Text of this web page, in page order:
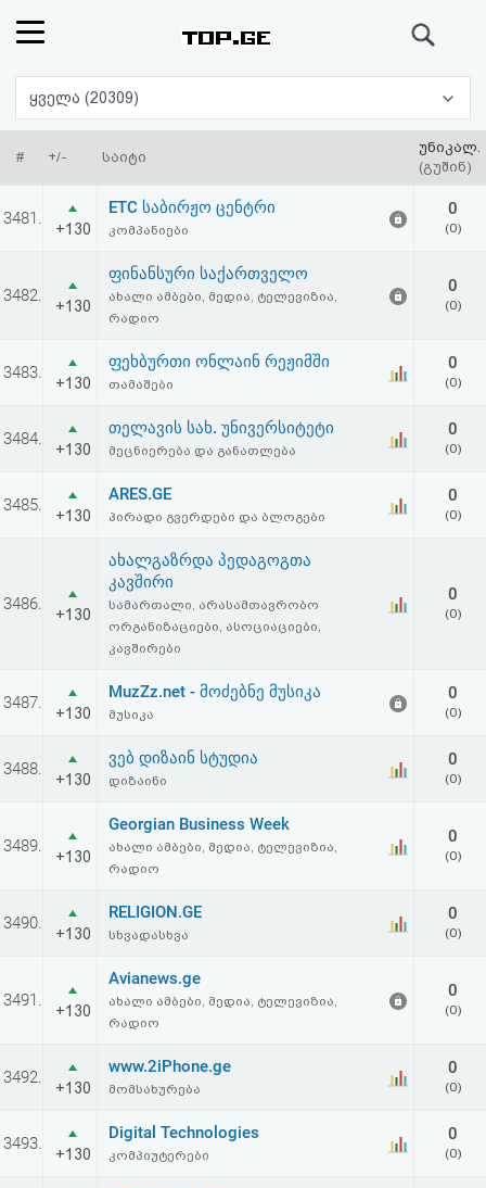
რეიტინგი
(მთავარი)
ფოსტა
პასუხი
პაროლის
აღდგენა
კოდი
სალიცენზიო
შეთანხმება
პასუხისმგებლობის
უარყოფა
ყველა (20309)
# +/- საიტი
უნიკალ.
(გუშინ)
3481.
+130
ETC საბირჟო ცენტრი
კომპანიები
0
(0)
3482.
+130
ფინანსური საქართველო
ახალი ამბები, მედია, ტელევიზია,
რადიო
0
(0)
3483.
+130
ფეხბურთი ონლაინ რეჟიმში
თამაშები
0
(0)
3484.
+130
თელავის სახ. უნივერსიტეტი
მეცნიერება და განათლება
0
(0)
3485.
+130
ARES.GE
პირადი გვერდები და ბლოგები
0
(0)
3486.
+130
ახალგაზრდა პედაგოგთა
კავშირი
სამართალი, არასამთავრობო
ორგანიზაციები, ასოციაციები,
კავშირები
0
(0)
3487.
+130
MuzZz.net - მოძებნე მუსიკა
მუსიკა
0
(0)
3488.
+130
ვებ დიზაინ სტუდია
დიზაინი
0
(0)
3489.
+130
Georgian Business Week
ახალი ამბები, მედია, ტელევიზია,
რადიო
0
(0)
3490.
+130
RELIGION.GE
სხვადასხვა
0
(0)
3491.
+130
Avianews.ge
ახალი ამბები, მედია, ტელევიზია,
რადიო
0
(0)
3492.
+130
www.2iPhone.ge
მომსახურება
0
(0)
3493.
+130
Digital Technologies
კომპიუტერები
0
(0)